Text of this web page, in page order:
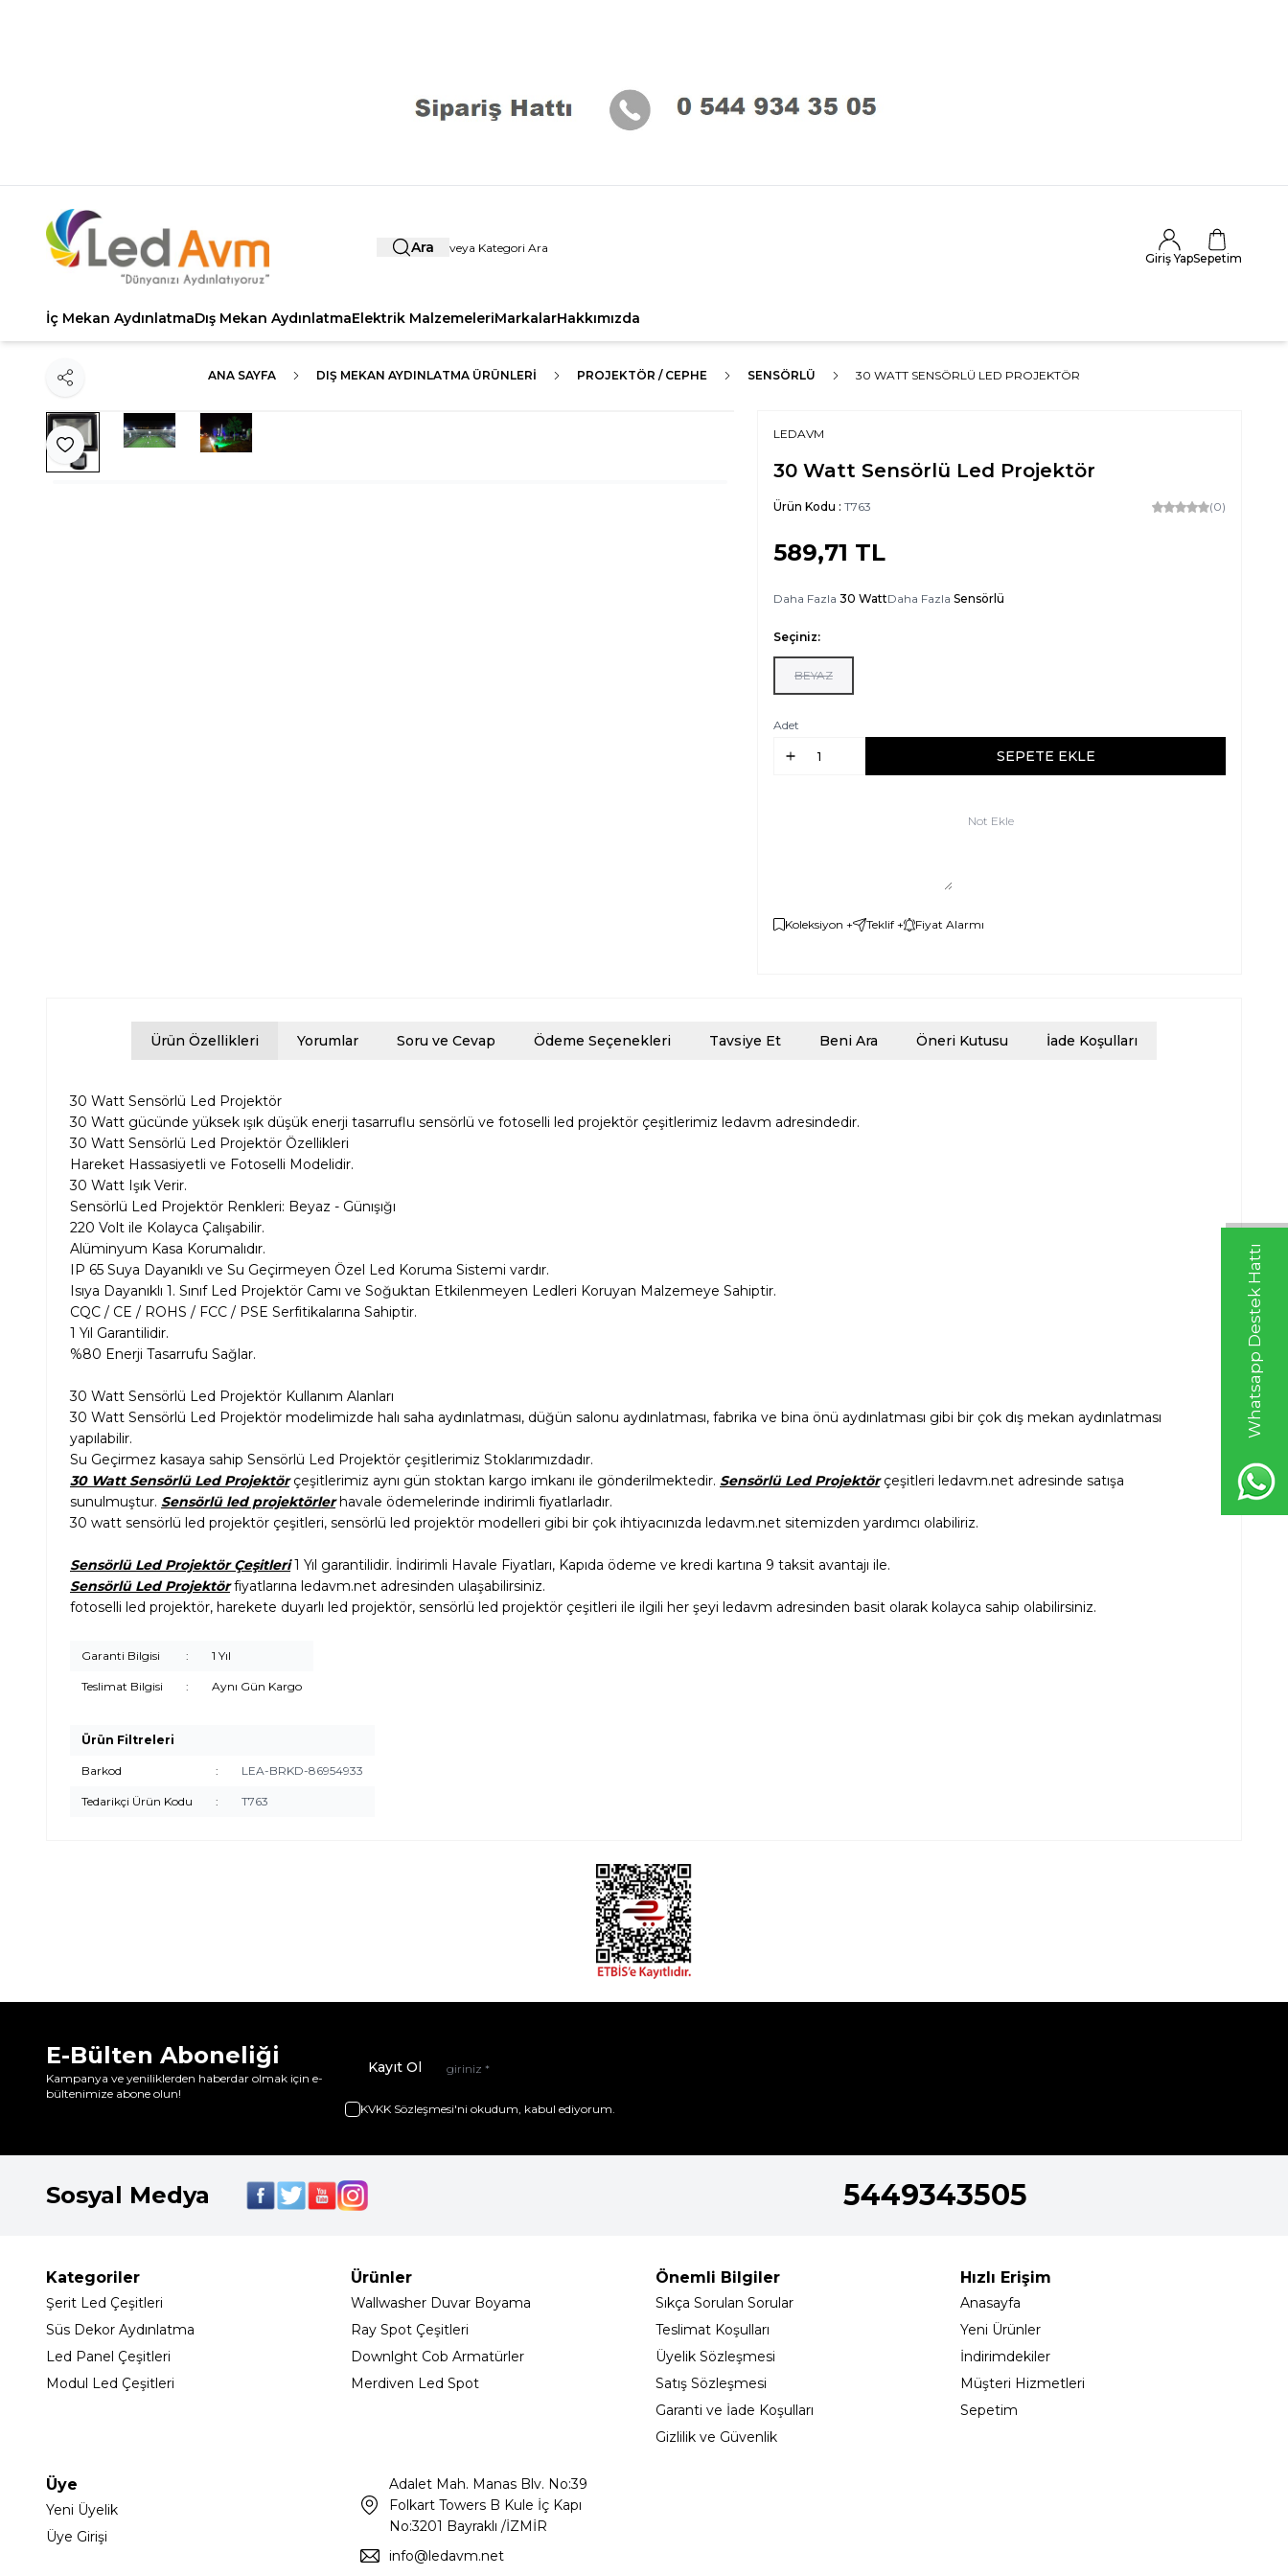
Whatsapp Destek Hattı
Ara
Giriş YapSepetim
İç Mekan AydınlatmaDış Mekan AydınlatmaElektrik MalzemeleriMarkalarHakkımızda
ANA SAYFA DIŞ MEKAN AYDINLATMA ÜRÜNLERI PROJEKTÖR / CEPHE SENSÖRLÜ 30 WATT SENSÖRLÜ LED PROJEKTÖR
Favoriye Ekle
Paylaş
LEDAVM
30 Watt Sensörlü Led Projektör
Ürün Kodu : T763 (0)
589,71 TL
Daha Fazla 30 WattDaha Fazla Sensörlü
Seçiniz:
BEYAZ
Adet
SEPETE EKLE
Not Ekle
Koleksiyon + Teklif + Fiyat Alarmı
Ürün Özellikleri Yorumlar Soru ve Cevap Ödeme Seçenekleri Tavsiye Et Beni Ara Öneri Kutusu İade Koşulları
30 Watt Sensörlü Led Projektör
30 Watt gücünde yüksek ışık düşük enerji tasarruflu sensörlü ve fotoselli led projektör çeşitlerimiz ledavm adresindedir.
30 Watt Sensörlü Led Projektör Özellikleri
Hareket Hassasiyetli ve Fotoselli Modelidir.
30 Watt Işık Verir.
Sensörlü Led Projektör Renkleri: Beyaz - Günışığı
220 Volt ile Kolayca Çalışabilir.
Alüminyum Kasa Korumalıdır.
IP 65 Suya Dayanıklı ve Su Geçirmeyen Özel Led Koruma Sistemi vardır.
Isıya Dayanıklı 1. Sınıf Led Projektör Camı ve Soğuktan Etkilenmeyen Ledleri Koruyan Malzemeye Sahiptir.
CQC / CE / ROHS / FCC / PSE Serfitikalarına Sahiptir.
1 Yıl Garantilidir.
%80 Enerji Tasarrufu Sağlar.
30 Watt Sensörlü Led Projektör Kullanım Alanları
30 Watt Sensörlü Led Projektör modelimizde halı saha aydınlatması, düğün salonu aydınlatması, fabrika ve bina önü aydınlatması gibi bir çok dış mekan aydınlatması
yapılabilir.
Su Geçirmez kasaya sahip Sensörlü Led Projektör çeşitlerimiz Stoklarımızdadır.
30 Watt Sensörlü Led Projektörçeşitlerimiz aynı gün stoktan kargo imkanı ile gönderilmektedir. Sensörlü Led Projektörçeşitleri ledavm.net adresinde satışa
sunulmuştur. Sensörlü led projektörlerhavale ödemelerinde indirimli fiyatlarladır.
30 watt sensörlü led projektör çeşitleri, sensörlü led projektör modelleri gibi bir çok ihtiyacınızda ledavm.net sitemizden yardımcı olabiliriz.
Sensörlü Led Projektör Çeşitleri1 Yıl garantilidir. İndirimli Havale Fiyatları, Kapıda ödeme ve kredi kartına 9 taksit avantajı ile.
Sensörlü Led Projektör fiyatlarına ledavm.net adresinden ulaşabilirsiniz.
fotoselli led projektör, harekete duyarlı led projektör, sensörlü led projektör çeşitleri ile ilgili her şeyi ledavm adresinden basit olarak kolayca sahip olabilirsiniz.
Garanti Bilgisi : 1 Yıl
Teslimat Bilgisi : Aynı Gün Kargo
Ürün Filtreleri
Barkod : LEA-BRKD-86954933
Tedarikçi Ürün Kodu : T763
E-Bülten Aboneliği
Kampanya ve yeniliklerden haberdar olmak için e-
bültenimize abone olun!
Kayıt Ol
KVKK Sözleşmesi'ni okudum, kabul ediyorum.
Sosyal Medya 5449343505
Kategoriler
Şerit Led Çeşitleri
Süs Dekor Aydınlatma
Led Panel Çeşitleri
Modul Led Çeşitleri
Ürünler
Wallwasher Duvar Boyama
Ray Spot Çeşitleri
Downlght Cob Armatürler
Merdiven Led Spot
Önemli Bilgiler
Sıkça Sorulan Sorular
Teslimat Koşulları
Üyelik Sözleşmesi
Satış Sözleşmesi
Garanti ve İade Koşulları
Gizlilik ve Güvenlik
Hızlı Erişim
Anasayfa
Yeni Ürünler
İndirimdekiler
Müşteri Hizmetleri
Sepetim
Üye
Yeni Üyelik
Üye Girişi
Adalet Mah. Manas Blv. No:39
Folkart Towers B Kule İç Kapı
No:3201 Bayraklı /İZMİR
info@ledavm.net